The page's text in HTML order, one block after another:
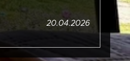
20.04.2026